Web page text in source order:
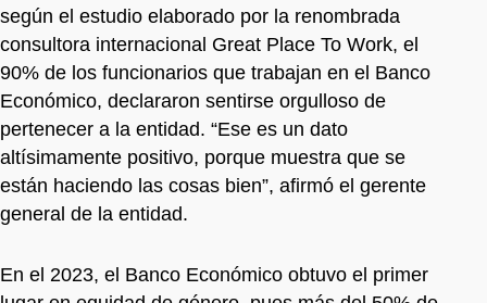
según el estudio elaborado por la renombrada
consultora internacional Great Place To Work, el
90% de los funcionarios que trabajan en el Banco
Económico, declararon sentirse orgulloso de
pertenecer a la entidad. “Ese es un dato
altísimamente positivo, porque muestra que se
están haciendo las cosas bien”, afirmó el gerente
general de la entidad.
En el 2023, el Banco Económico obtuvo el primer